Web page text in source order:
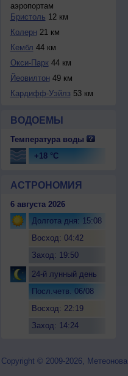
аэропортам
Бристоль 12 км
Колерн 21 км
Кембл 44 км
Окси-Парк44 км
Йеовилтон 49 км
Кардифф-Уэйлз 53 км
ВОДОЕМЫ
Температура воды
+18 °C
АСТРОНОМИЯ
6 августа 2026
Долгота дня: 15:08
Восход: 04:42
Заход: 19:50
24-й лунный день
Посл.четв. 06/08
Восход: 22:19
Заход: 14:24
Copyright © 2009-2026, Метеонова